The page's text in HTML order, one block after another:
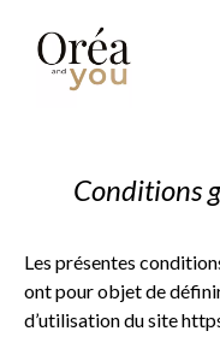
Conditions
Les présentes
ont pour objet de
d’utilisation du site